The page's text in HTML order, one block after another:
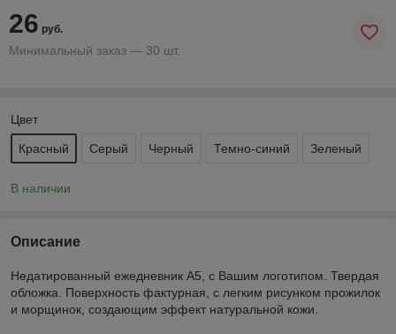
26 руб.
Минимальный заказ — 30 шт.
Цвет
Красный Серый Черный Темно-синий Зеленый
В наличии
Описание
Недатированный ежедневник А5, с Вашим логотипом. Твердая
обложка. Поверхность фактурная, с легким рисунком прожилок
и морщинок, создающим эффект натуральной кожи.